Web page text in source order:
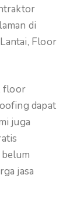
di
Floor
floor
dapat
juga
jasa